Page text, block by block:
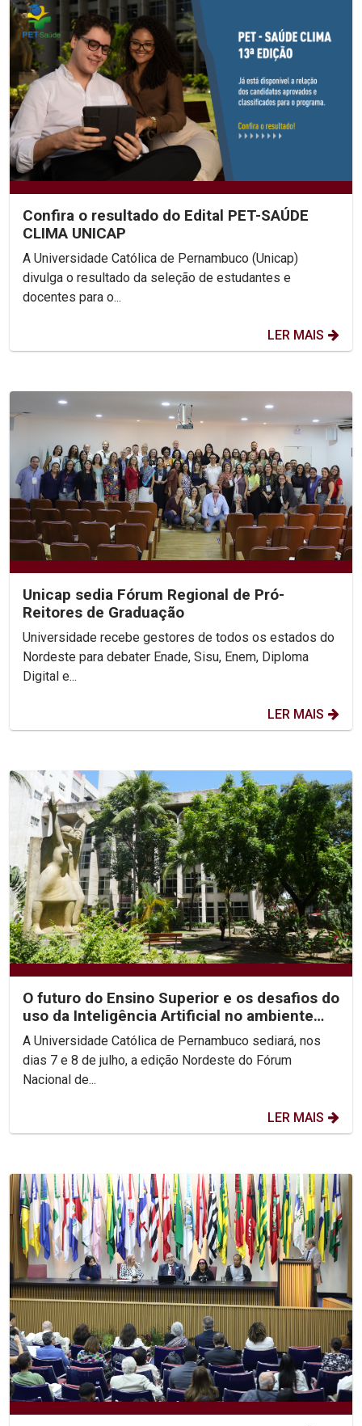
Confira o resultado do Edital PET-SAÚDE
CLIMA UNICAP
A Universidade Católica de Pernambuco (Unicap)
divulga o resultado da seleção de estudantes e
docentes para o...
LER MAIS
Unicap sedia Fórum Regional de Pró-
Reitores de Graduação
Universidade recebe gestores de todos os estados do
Nordeste para debater Enade, Sisu, Enem, Diploma
Digital e...
LER MAIS
O futuro do Ensino Superior e os desafios do
uso da Inteligência Artificial no ambiente
acadêmico...
A Universidade Católica de Pernambuco sediará, nos
dias 7 e 8 de julho, a edição Nordeste do Fórum
Nacional de...
LER MAIS